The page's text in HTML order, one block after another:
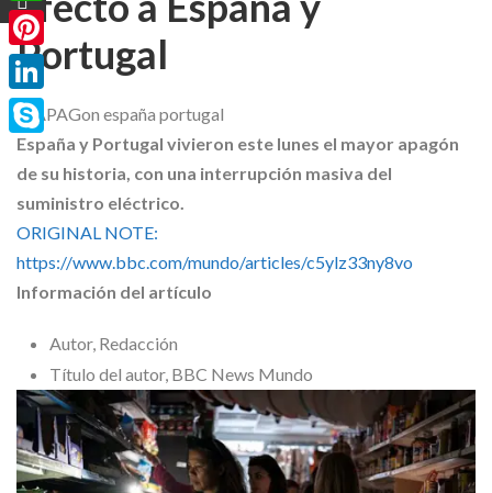
Portugal
España y Portugal vivieron este lunes el mayor apagón
de su historia, con una interrupción masiva del
suministro eléctrico.
ORIGINAL NOTE:
https://www.bbc.com/mundo/articles/c5ylz33ny8vo
Información del artículo
Autor, Redacción
Título del autor, BBC News Mundo
WhatsApp
Pinterest
LinkedIn
Skype